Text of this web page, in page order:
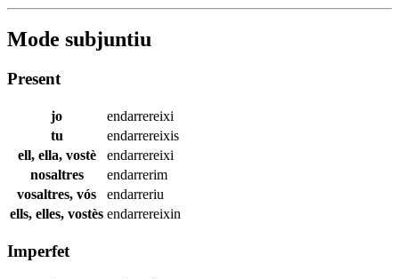
Mode subjuntiu
Present
jo
endarrereixi
tu
endarrereixis
ell, ella, vostè
endarrereixi
nosaltres
endarrerim
vosaltres, vós
endarreriu
ells, elles, vostès endarrereixin
Imperfet